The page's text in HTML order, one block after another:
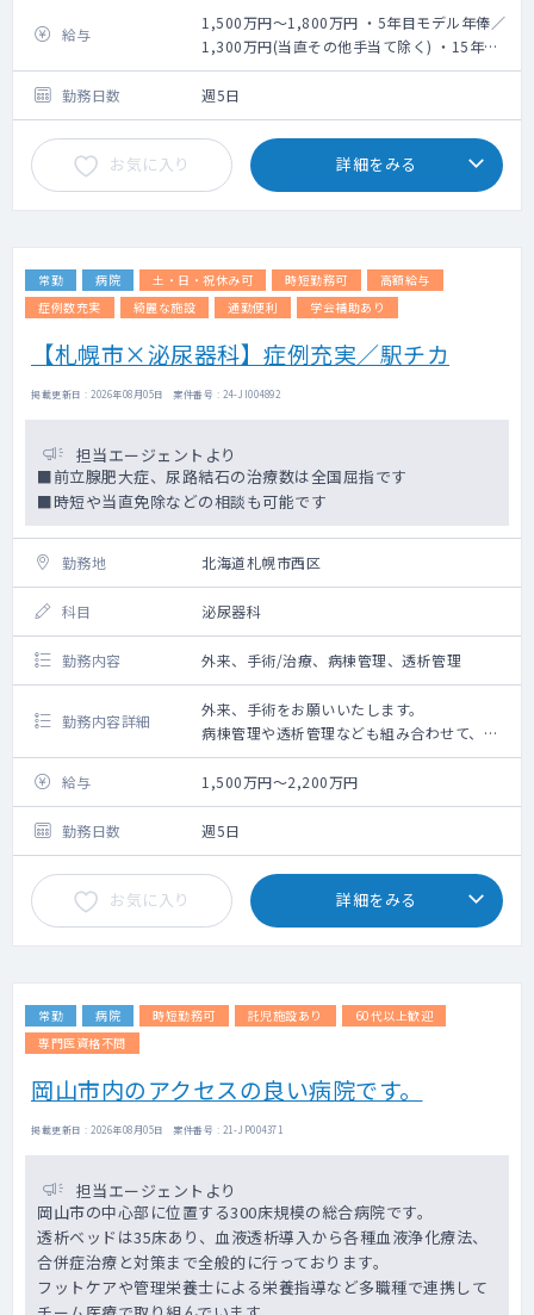
給与
1,500万円～1,800万円 ・5年目モデル年俸／
1,300万円(当直その他手当て除く) ・15年目
モデル年俸／1,700万円(当直その他手当て除
く)
勤務日数 週5日
お気に入り 詳細をみる
常勤 病院 土・日・祝休み可 時短勤務可
高額給与
症例数充実
綺麗な施設 通勤便利 学会補助あり
【札幌市×泌尿器科】症例充実／駅チカ
掲載更新日 : 2026年08月05日 案件番号 : 24-JI004892
担当エージェントより
■前立腺肥大症、尿路結石の治療数は全国屈指です
■時短や当直免除などの相談も可能です
勤務地 北海道札幌市西区
科目 泌尿器科
勤務内容 外来、手術/治療、病棟管理、透析管理
勤務内容詳細
外来、手術をお願いいたします。
病棟管理や透析管理なども組み合わせて、業
務内容は応相談となります。
当直は平日週1回程度、週末の救急当番日は輪
番制を基本としています。
給与 1,500万円～2,200万円
勤務日数 週5日
お気に入り 詳細をみる
常勤 病院 時短勤務可 託児施設あり
60代以上歓迎
専門医資格不問
岡山市内のアクセスの良い病院です。
掲載更新日 : 2026年08月05日 案件番号 : 21-JP004371
担当エージェントより
岡山市の中心部に位置する300床規模の総合病院です。
透析ベッドは35床あり、血液透析導入から各種血液浄化療法、
合併症治療と対策まで全般的に行っております。
フットケアや管理栄養士による栄養指導など多職種で連携して